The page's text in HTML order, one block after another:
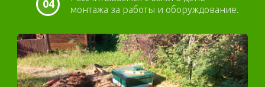
04
монтажа за работы и оборуждование.